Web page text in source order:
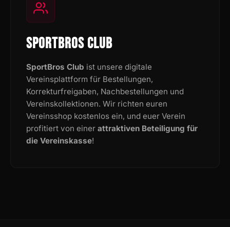
SPORTBROS CLUB
SportBros Club ist unsere digitale
Vereinsplattform für Bestellungen,
Korrekturfreigaben, Nachbestellungen und
Vereinskollektionen. Wir richten euren
Vereinsshop kostenlos ein, und euer Verein
profitiert von einer attraktiven Beteiligung für
die Vereinskasse!